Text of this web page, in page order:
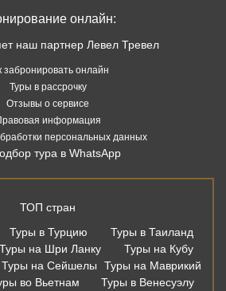
онлайн:
наш партнер Левел Тревел
забронировать онлайн
Туры в рассрочку
Отзывы о сервисе
информация
персональных данных
тура в WhatsApp
ТОП стран
Туры в Турцию
Туры в Таиланд
Туры на Шри Ланку
Туры на Кубу
Туры на Сейшелы
Туры на Маврикий
во Вьетнам
Туры в Венесуэлу